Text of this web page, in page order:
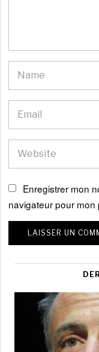
Enregistrer mon
navigateur pour